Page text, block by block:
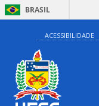
BRASIL
ACESSIBILIDADE